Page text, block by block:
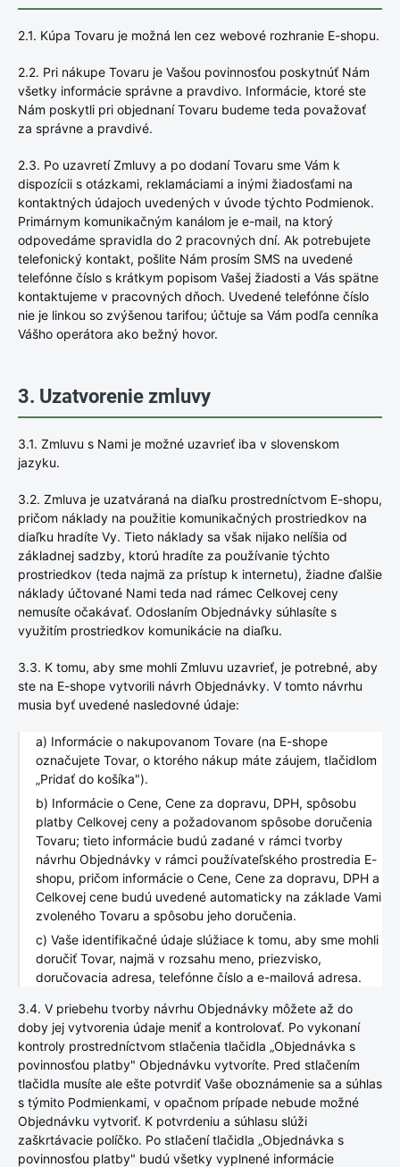
2.1. Kúpa Tovaru je možná len cez webové rozhranie E-shopu.
2.2. Pri nákupe Tovaru je Vašou povinnosťou poskytnúť Nám
všetky informácie správne a pravdivo. Informácie, ktoré ste
Nám poskytli pri objednaní Tovaru budeme teda považovať
za správne a pravdivé.
2.3. Po uzavretí Zmluvy a po dodaní Tovaru sme Vám k
dispozícii s otázkami, reklamáciami a inými žiadosťami na
kontaktných údajoch uvedených v úvode týchto Podmienok.
Primárnym komunikačným kanálom je e-mail, na ktorý
odpovedáme spravidla do 2 pracovných dní. Ak potrebujete
telefonický kontakt, pošlite Nám prosím SMS na uvedené
telefónne číslo s krátkym popisom Vašej žiadosti a Vás spätne
kontaktujeme v pracovných dňoch. Uvedené telefónne číslo
nie je linkou so zvýšenou tarifou; účtuje sa Vám podľa cenníka
Vášho operátora ako bežný hovor.
3. Uzatvorenie zmluvy
3.1. Zmluvu s Nami je možné uzavrieť iba v slovenskom
jazyku.
3.2. Zmluva je uzatváraná na diaľku prostredníctvom E-shopu,
pričom náklady na použitie komunikačných prostriedkov na
diaľku hradíte Vy. Tieto náklady sa však nijako nelíšia od
základnej sadzby, ktorú hradíte za používanie týchto
prostriedkov (teda najmä za prístup k internetu), žiadne ďalšie
náklady účtované Nami teda nad rámec Celkovej ceny
nemusíte očakávať. Odoslaním Objednávky súhlasíte s
využitím prostriedkov komunikácie na diaľku.
3.3. K tomu, aby sme mohli Zmluvu uzavrieť, je potrebné, aby
ste na E-shope vytvorili návrh Objednávky. V tomto návrhu
musia byť uvedené nasledovné údaje:
a) Informácie o nakupovanom Tovare (na E-shope
označujete Tovar, o ktorého nákup máte záujem, tlačidlom
„Pridať do košíka").
b) Informácie o Cene, Cene za dopravu, DPH, spôsobu
platby Celkovej ceny a požadovanom spôsobe doručenia
Tovaru; tieto informácie budú zadané v rámci tvorby
návrhu Objednávky v rámci používateľského prostredia E-
shopu, pričom informácie o Cene, Cene za dopravu, DPH a
Celkovej cene budú uvedené automaticky na základe Vami
zvoleného Tovaru a spôsobu jeho doručenia.
c) Vaše identifikačné údaje slúžiace k tomu, aby sme mohli
doručiť Tovar, najmä v rozsahu meno, priezvisko,
doručovacia adresa, telefónne číslo a e-mailová adresa.
3.4. V priebehu tvorby návrhu Objednávky môžete až do
doby jej vytvorenia údaje meniť a kontrolovať. Po vykonaní
kontroly prostredníctvom stlačenia tlačidla „Objednávka s
povinnosťou platby" Objednávku vytvoríte. Pred stlačením
tlačidla musíte ale ešte potvrdiť Vaše oboznámenie sa a súhlas
s týmito Podmienkami, v opačnom prípade nebude možné
Objednávku vytvoriť. K potvrdeniu a súhlasu slúži
zaškrtávacie políčko. Po stlačení tlačidla „Objednávka s
povinnosťou platby" budú všetky vyplnené informácie